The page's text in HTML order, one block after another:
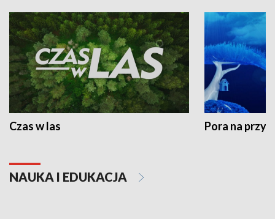
Czas w las Pora na
NAUKA I EDUKACJA